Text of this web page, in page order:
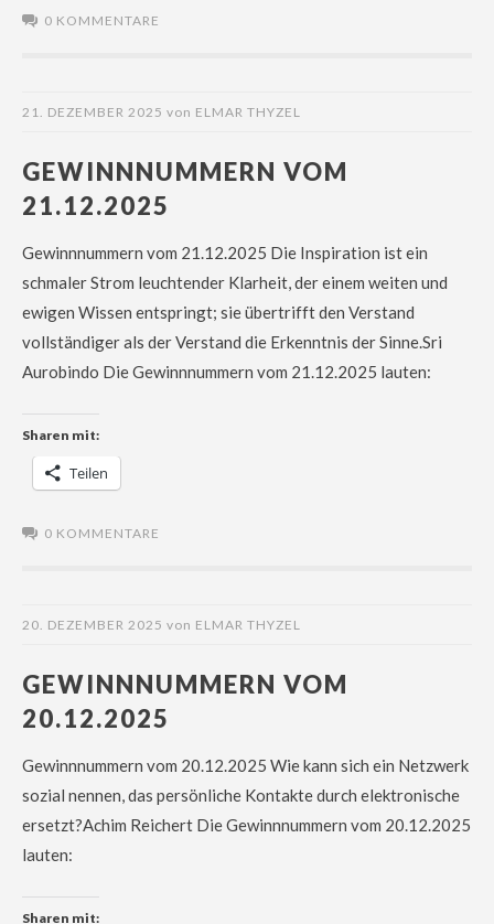
0 KOMMENTARE
21. DEZEMBER 2025 von ELMAR THYZEL
GEWINNNUMMERN VOM
21.12.2025
Gewinnnummern vom 21.12.2025 Die Inspiration ist ein
schmaler Strom leuchtender Klarheit, der einem weiten und
ewigen Wissen entspringt; sie übertrifft den Verstand
vollständiger als der Verstand die Erkenntnis der Sinne.Sri
Aurobindo Die Gewinnnummern vom 21.12.2025 lauten:
Sharen mit:
Teilen
0 KOMMENTARE
20. DEZEMBER 2025 von ELMAR THYZEL
GEWINNNUMMERN VOM
20.12.2025
Gewinnnummern vom 20.12.2025 Wie kann sich ein Netzwerk
sozial nennen, das persönliche Kontakte durch elektronische
ersetzt?Achim Reichert Die Gewinnnummern vom 20.12.2025
lauten:
Sharen mit: